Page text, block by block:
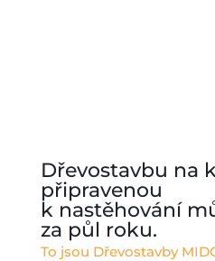
Dřevostavbu na
připravenou
k nastěhování
za půl roku.
To jsou Dřevostavby